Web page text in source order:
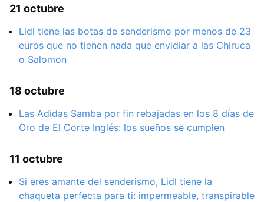
21 octubre
Lidl tiene las botas de senderismo por menos de 23
euros que no tienen nada que envidiar a las Chiruca
o Salomon
18 octubre
Las Adidas Samba por fin rebajadas en los 8 días de
Oro de El Corte Inglés: los sueños se cumplen
11 octubre
Si eres amante del senderismo, Lidl tiene la
chaqueta perfecta para ti: impermeable, transpirable